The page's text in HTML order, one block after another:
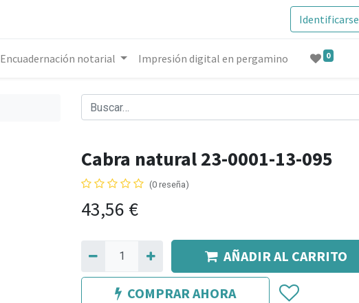
Identificarse
Encuadernación notarial Impresión digital en pergamino 0
Cabra natural 23-0001-13-095
(0 reseña)
43,56 €
AÑADIR AL CARRITO
COMPRAR AHORA